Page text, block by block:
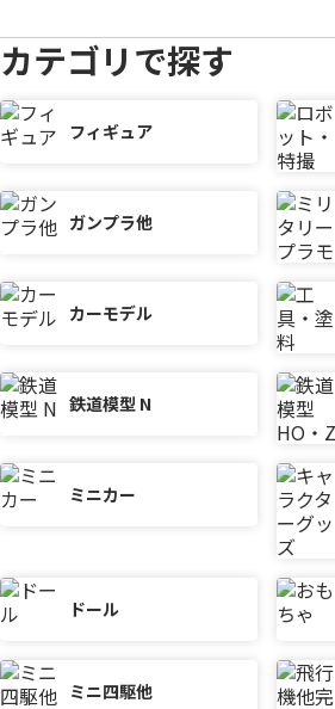
カテゴリで探す
フィギュア
ガンプラ他
カーモデル
鉄道模型 N
ミニカー
ドール
ミニ四駆他